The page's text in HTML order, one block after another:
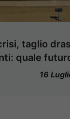
taglio
quale
16